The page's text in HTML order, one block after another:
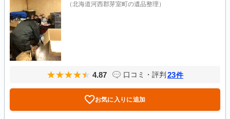
（北海道河西郡芽室町の遺品整理）
4.87 口コミ・評判 23件
お気に入りに追加